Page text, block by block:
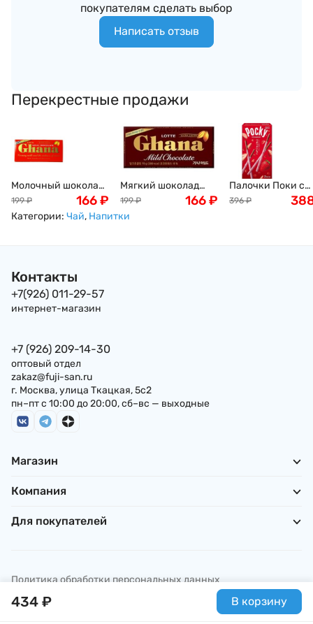
434 ₽ В корзину
покупателям сделать выбор
Написать отзыв
Перекрестные продажи
Молочный шоколад
Ghana Lotte, 70г
199 ₽ 166₽
Мягкий шоколад
Ghana Lotte, 70г
199 ₽ 166₽
Палочки Поки с
клубничным
396 ₽
Категории: Чай, Напитки
Контакты
+7(926) 011-29-57
интернет-магазин
+7 (926) 209-14-30
оптовый отдел
zakaz@fuji-san.ru
г. Москва, улица Ткацкая, 5с2
пн–пт с 10:00 до 20:00, сб–вс — выходные
Магазин
Компания
Для покупателей
Политика обработки персональных данных